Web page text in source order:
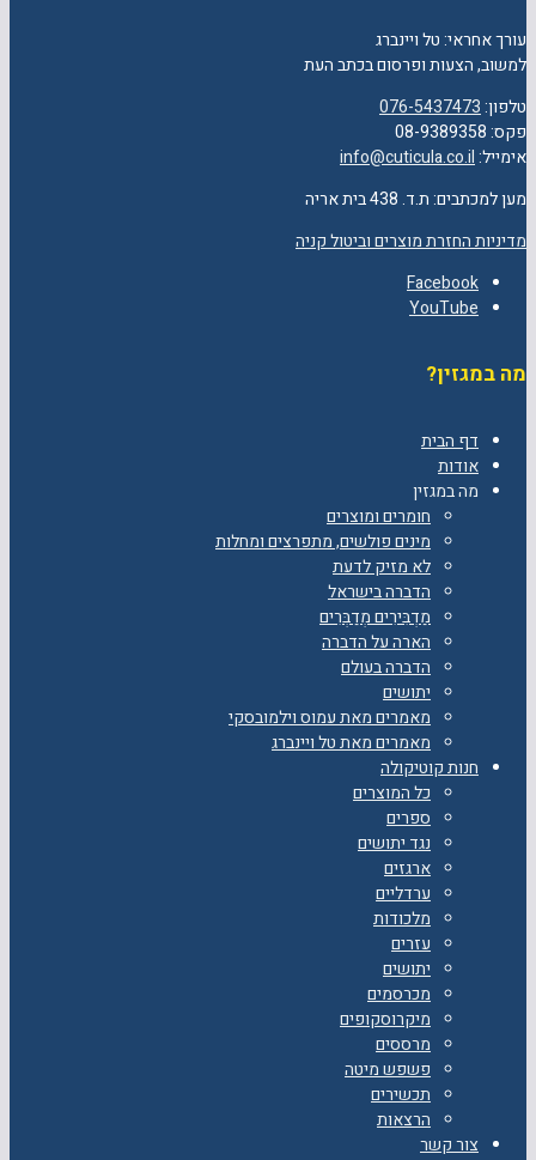
עורך אחראי: טל ויינברג
למשוב, הצעות ופרסום בכתב העת
טלפון:076-5437473
פקס: 08-9389358
אימייל:info@cuticula.co.il
מען למכתבים: ת.ד. 438 בית אריה
מדיניות החזרת מוצרים וביטול קניה
Facebook
YouTube
מה במגזין?
דף הבית
אודות
מה במגזין
חומרים ומוצרים
מינים פולשים, מתפרצים ומחלות
לא מזיק לדעת
הדברה בישראל
מַדְבִּירִים מְדַבְּרִים
הארה על הדברה
הדברה בעולם
יתושים
מאמרים מאת עמוס וילמובסקי
מאמרים מאת טל ויינברג
חנות קוטיקולה
כל המוצרים
ספרים
נגד יתושים
ארגזים
ערדליים
מלכודות
עזרים
יתושים
מכרסמים
מיקרוסקופים
מרססים
פשפש מיטה
תכשירים
הרצאות
צור קשר